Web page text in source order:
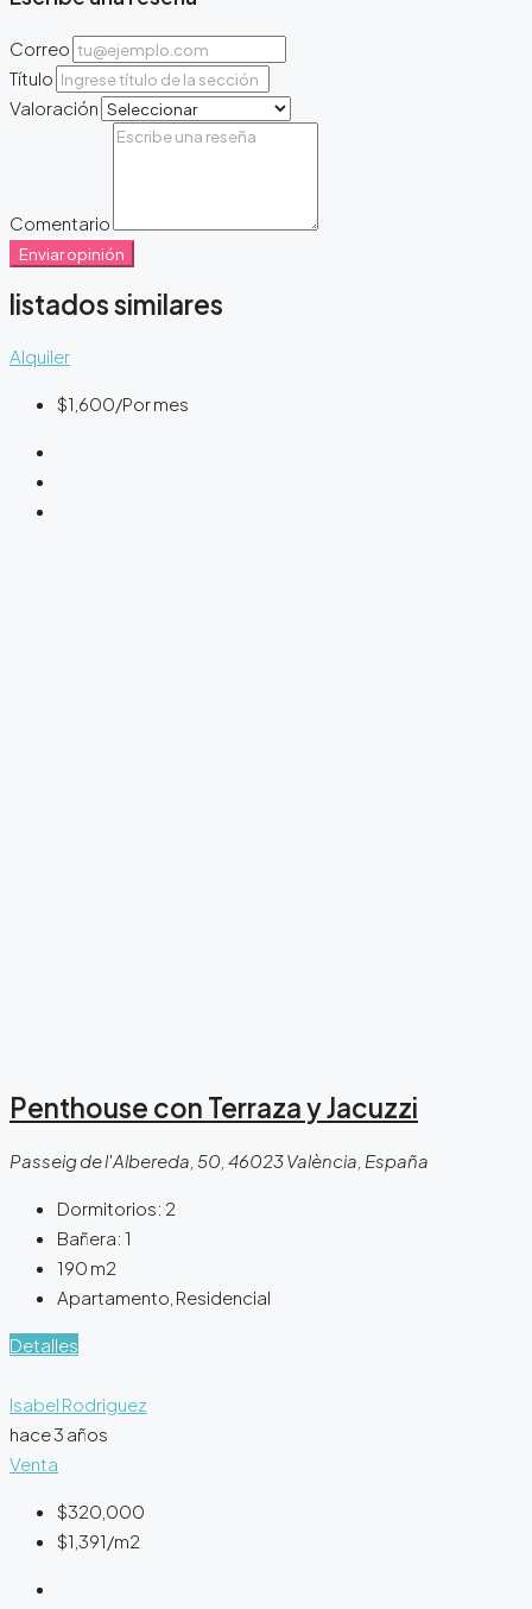
Correo
Título
Valoración
Comentario
Enviar opinión
listados similares
Alquiler
$1,600/Por mes
Penthouse con Terraza y Jacuzzi
Passeig de l'Albereda, 50, 46023 València, España
Dormitorios: 2
Bañera: 1
190 m2
Apartamento, Residencial
Detalles
Isabel Rodriguez
hace 3 años
Venta
$320,000
$1,391 /m2